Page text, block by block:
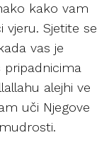
kako vam
vjeru. Sjetite se
vas je
alejhi ve
uči Njegove